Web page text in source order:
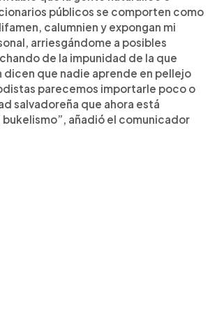
públicos se comporten como
calumnien y expongan mi
arriesgándome a posibles
de la impunidad de la que
dicen que nadie aprende en pellejo
parecemos importarle poco o
salvadoreña que ahora está
bukelismo”, añadió el comunicador